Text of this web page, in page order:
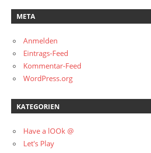
META
Anmelden
Eintrags-Feed
Kommentar-Feed
WordPress.org
KATEGORIEN
Have a lOOk @
Let's Play